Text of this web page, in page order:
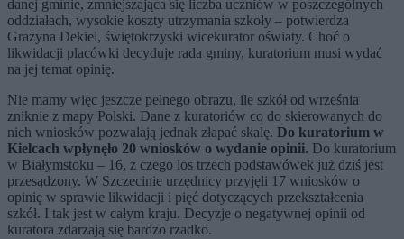
danej gminie, zmniejszająca się liczba uczniów w poszczególnych
oddziałach, wysokie koszty utrzymania szkoły – potwierdza
Grażyna Dekiel, świętokrzyski wicekurator oświaty. Choć o
likwidacji placówki decyduje rada gminy, kuratorium musi wydać
na jej temat opinię.
Nie mamy więc jeszcze pełnego obrazu, ile szkół od września
zniknie z mapy Polski. Dane z kuratoriów co do skierowanych do
nich wniosków pozwalają jednak złapać skalę. Do kuratorium w
Kielcach wpłynęło 20 wniosków o wydanie opinii. Do kuratorium
w Białymstoku – 16, z czego los trzech podstawówek już dziś jest
przesądzony. W Szczecinie urzędnicy przyjęli 17 wniosków o
opinię w sprawie likwidacji i pięć dotyczących przekształcenia
szkół. I tak jest w całym kraju. Decyzje o negatywnej opinii od
kuratora zdarzają się bardzo rzadko.